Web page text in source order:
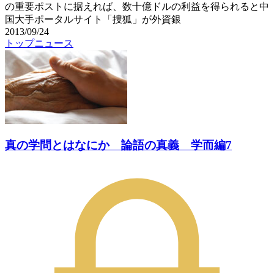
の重要ポストに据えれば、数十億ドルの利益を得られると中
国大手ポータルサイト「捜狐」が外資銀
2013/09/24
トップニュース
真の学問とはなにか 論語の真義 学而編7